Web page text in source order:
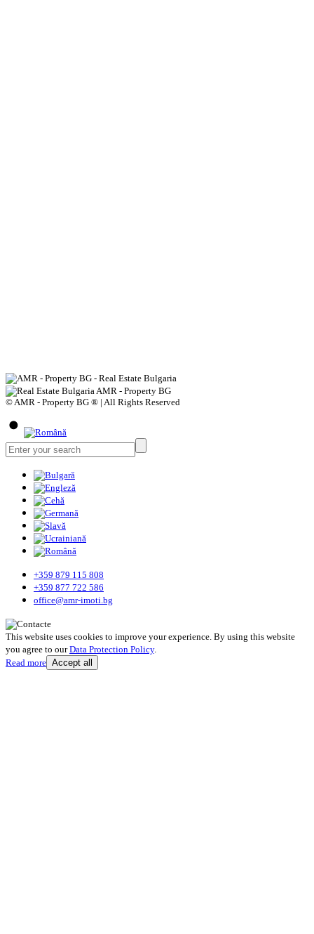
© AMR - Property BG ® | All Rights Reserved
+359 879 115 808
+359 877 722 586
office@amr-imoti.bg
This website uses cookies to improve your experience. By using this website
you agree to ourData Protection Policy.
Read more Accept all